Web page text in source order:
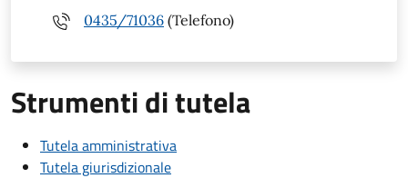
0435/71036 (Telefono)
Strumenti di tutela
Tutela amministrativa
Tutela giurisdizionale